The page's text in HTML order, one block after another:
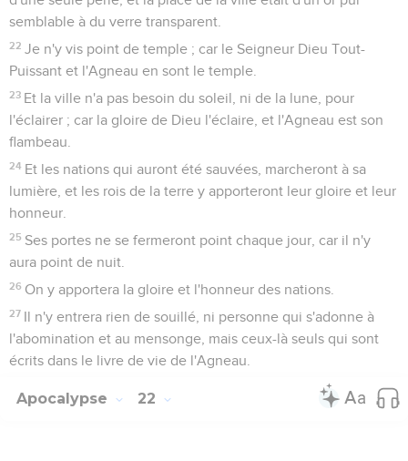
semblable à du verre transparent.
22 Je n'y vis point de temple ; car le Seigneur Dieu Tout-
Puissant et l'Agneau en sont le temple.
23 Et la ville n'a pas besoin du soleil, ni de la lune, pour
l'éclairer ; car la gloire de Dieu l'éclaire, et l'Agneau est son
flambeau.
24 Et les nations qui auront été sauvées, marcheront à sa
lumière, et les rois de la terre y apporteront leur gloire et leur
honneur.
25 Ses portes ne se fermeront point chaque jour, car il n'y
aura point de nuit.
26 On y apportera la gloire et l'honneur des nations.
27 Il n'y entrera rien de souillé, ni personne qui s'adonne à
l'abomination et au mensonge, mais ceux-là seuls qui sont
écrits dans le livre de vie de l'Agneau.
Apocalypse 22